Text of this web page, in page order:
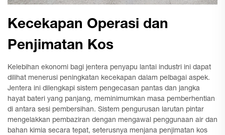
Kecekapan Operasi dan
Penjimatan Kos
Kelebihan ekonomi bagi jentera penyapu lantai industri ini dapat
dilihat menerusi peningkatan kecekapan dalam pelbagai aspek.
Jentera ini dilengkapi sistem pengecasan pantas dan jangka
hayat bateri yang panjang, meminimumkan masa pemberhentian
di antara sesi pembersihan. Sistem pengurusan larutan pintar
mengelakkan pembaziran dengan mengawal penggunaan air dan
bahan kimia secara tepat, seterusnya menjana penjimatan kos